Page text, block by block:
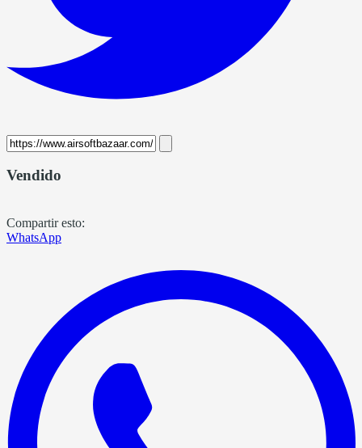
Vendido
Compartir esto:
WhatsApp